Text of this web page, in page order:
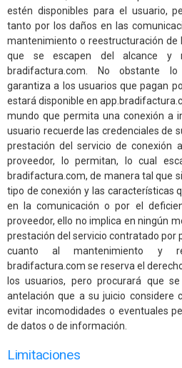
estén disponibles para el usuario,
tanto por los daños en las
mantenimiento o reestructuración de
que se escapen del alcance y
bradifactura.com. No obstante lo
garantiza a los usuarios que pagan
estará disponible en
mundo que permita una conexión a
usuario recuerde las credenciales de
prestación del servicio de conexión
proveedor, lo permitan, lo cual
bradifactura.com, de manera tal que
tipo de conexión y las características
en la comunicación o por el
proveedor, ello no implica en ningún
prestación del servicio contratado por
cuanto al mantenimiento y
bradifactura.com se reserva el
los usuarios, pero procurará que
antelación que a su juicio considere
evitar incomodidades o eventuales
de datos o de información.
Limitaciones